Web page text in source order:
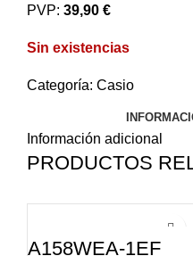
PVP: 39,90 €
Sin existencias
Categoría: Casio
Información adicional
PRODUCTOS
A158WEA-1EF